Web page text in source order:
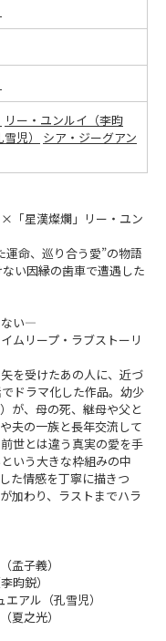
リー・ユンルイ（李昀
児）
シア・ジーグアン
×「星漢燦爛」リー・ユン
命、巡り合う愛”の物語
い因縁の歯車で遭遇した
ない―
ムリープ・ラブストーリ
を受けたあの人に、近づ
ドラマ化した作品。幼少
が、母の死、継母や父と
夫の一族と長年交流して
世とは違う真実の愛を手
いう大きな枠組みの中
た情感を丁寧に描きつ
加わり、ラストまでハラ
孟子義）
昀鋭）
アル（孔雪児）
夏之光）